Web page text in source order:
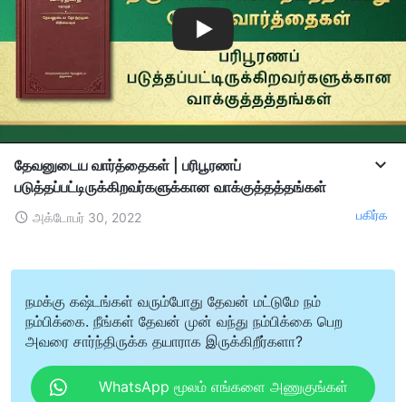
தேவனுடைய வார்த்தைகள் | பரிபூரணப்
படுத்தப்பட்டிருக்கிறவர்களுக்கான வாக்குத்தத்தங்கள்
அக்டோபர் 30, 2022 பகிர்க
நமக்கு கஷ்டங்கள் வரும்போது தேவன் மட்டுமே நம்
நம்பிக்கை. நீங்கள் தேவன் முன் வந்து நம்பிக்கை பெற
அவரை சார்ந்திருக்க தயாராக இருக்கிறீர்களா?
WhatsApp மூலம் எங்களை அணுகுங்கள்